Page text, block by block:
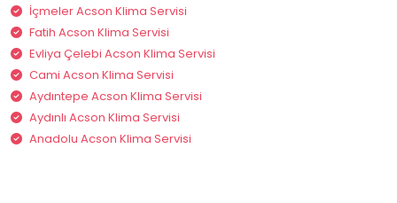
İçmeler Acson Klima Servisi
Fatih Acson Klima Servisi
Evliya Çelebi Acson Klima Servisi
Cami Acson Klima Servisi
Aydıntepe Acson Klima Servisi
Aydınlı Acson Klima Servisi
Anadolu Acson Klima Servisi